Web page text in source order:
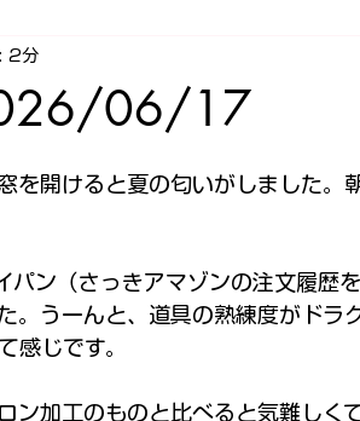
06/17
2分
を開けると夏の匂いがしました。
パン（さっきアマゾンの注文履歴
。うーんと、道具の熟練度がドラ
感じです。
ン加工のものと比べると気難しく